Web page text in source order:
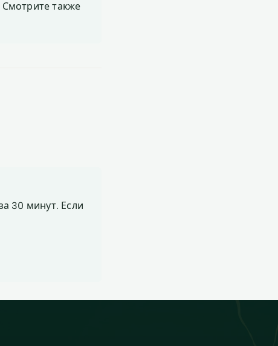
Смотрите также
30 минут. Если